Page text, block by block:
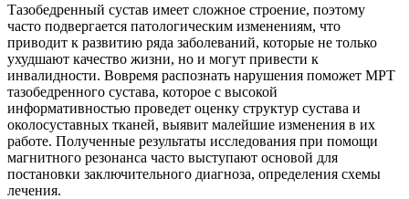
Тазобедренный сустав имеет сложное строение, поэтому
часто подвергается патологическим изменениям, что
приводит к развитию ряда заболеваний, которые не только
ухудшают качество жизни, но и могут привести к
инвалидности. Вовремя распознать нарушения поможет МРТ
тазобедренного сустава, которое с высокой
информативностью проведет оценку структур сустава и
околосуставных тканей, выявит малейшие изменения в их
работе. Полученные результаты исследования при помощи
магнитного резонанса часто выступают основой для
постановки заключительного диагноза, определения схемы
лечения.